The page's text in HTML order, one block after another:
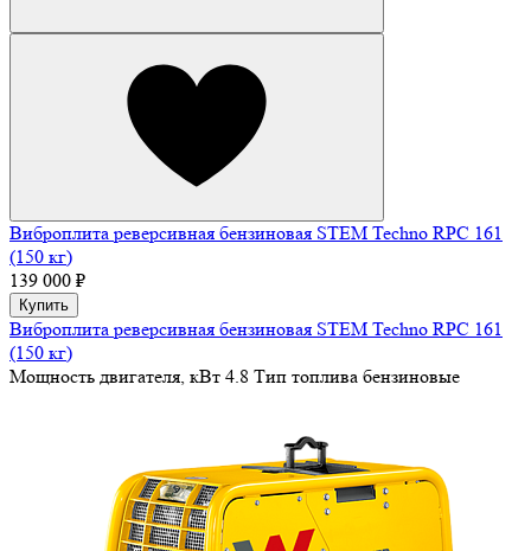
Виброплита реверсивная бензиновая STEM Techno RPC 161
(150 кг)
139 000 ₽
Купить
Виброплита реверсивная бензиновая STEM Techno RPC 161
(150 кг)
Мощность двигателя, кВт 4.8 Тип топлива бензиновые